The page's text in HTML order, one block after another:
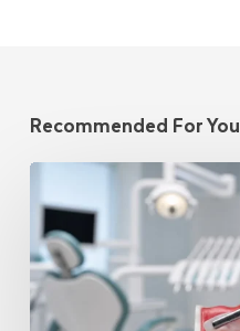
Recommended For You